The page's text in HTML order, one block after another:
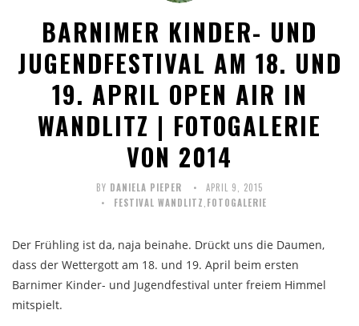
BARNIMER KINDER- UND
JUGENDFESTIVAL AM 18. UND
19. APRIL OPEN AIR IN
WANDLITZ | FOTOGALERIE
VON 2014
BY DANIELA PIEPER
APRIL 9, 2015
FESTIVAL WANDLITZ,FOTOGALERIE
Der Frühling ist da, naja beinahe. Drückt uns die Daumen,
dass der Wettergott am 18. und 19. April beim ersten
Barnimer Kinder- und Jugendfestival unter freiem Himmel
mitspielt.